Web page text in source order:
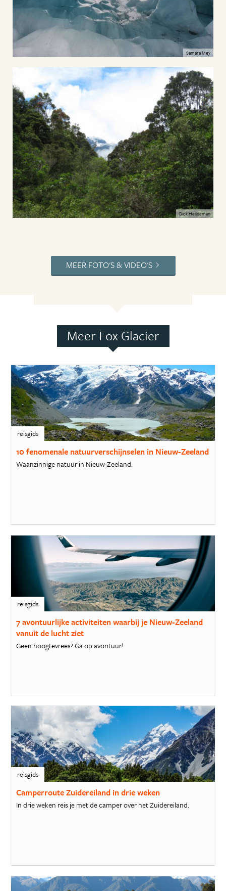
Samara Mey
Dick Heijdeman
MEER FOTO'S & VIDEO'S
Meer Fox Glacier
reisgids
10 fenomenale natuurverschijnselen in Nieuw-Zeeland
Waanzinnige natuur in Nieuw-Zeeland.
reisgids
7 avontuurlijke activiteiten waarbij je Nieuw-Zeeland
vanuit de lucht ziet
Geen hoogtevrees? Ga op avontuur!
reisgids
Camperroute Zuidereiland in drie weken
In drie weken reis je met de camper over het Zuidereiland.